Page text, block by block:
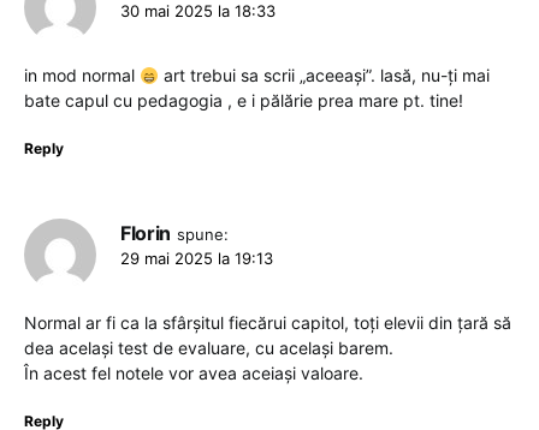
30 mai 2025 la 18:33
in mod normal
art trebui sa scrii „aceeași”. lasă, nu-ți mai
bate capul cu pedagogia , e i pălărie prea mare pt. tine!
Reply
Florin spune:
29 mai 2025 la 19:13
Normal ar fi ca la sfârșitul fiecărui capitol, toți elevii din țară să
dea același test de evaluare, cu același barem.
În acest fel notele vor avea aceiași valoare.
Reply